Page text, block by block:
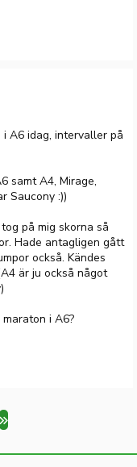
A6 idag, intervaller på
samt A4, Mirage,
Saucony :))
på mig skorna så
Hade antagligen gått
också. Kändes
är ju också något
i A6?